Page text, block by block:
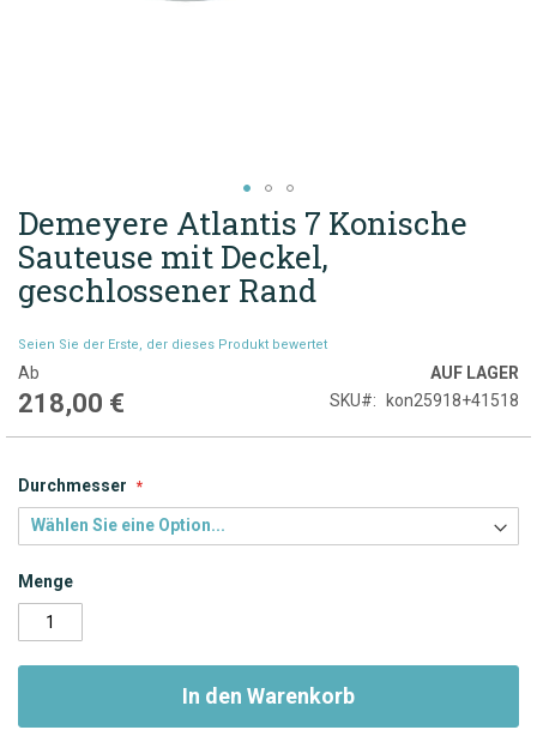
Zum
Anfang
der
Bildgalerie
springen
Demeyere Atlantis 7 Konische
Sauteuse mit Deckel,
geschlossener Rand
Seien Sie der Erste, der dieses Produkt bewertet
Ab
218,00 €
AUF LAGER
SKU
kon25918+41518
Durchmesser
Menge
In den Warenkorb